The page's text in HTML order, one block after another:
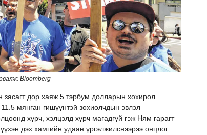
Bloomberg
дор хаяж 5 тэрбум долларын хохирол
мянган гишүүнтэй зохиолчдын эвлэл
хүрч, хэлцэлд хүрч магадгүй гэж Ням гарагт
дэх хамгийн удаан үргэлжилснээрээ онцлог